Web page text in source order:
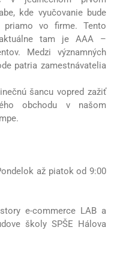
kde vyučovanie bude
priamo vo firme. Tento
tam je AAA –
Medzi významných
patria zamestnávatelia
šancu vopred zažiť
obchodu v našom
až piatok od 9:00
e-commerce LAB a
školy SPŠE Hálova